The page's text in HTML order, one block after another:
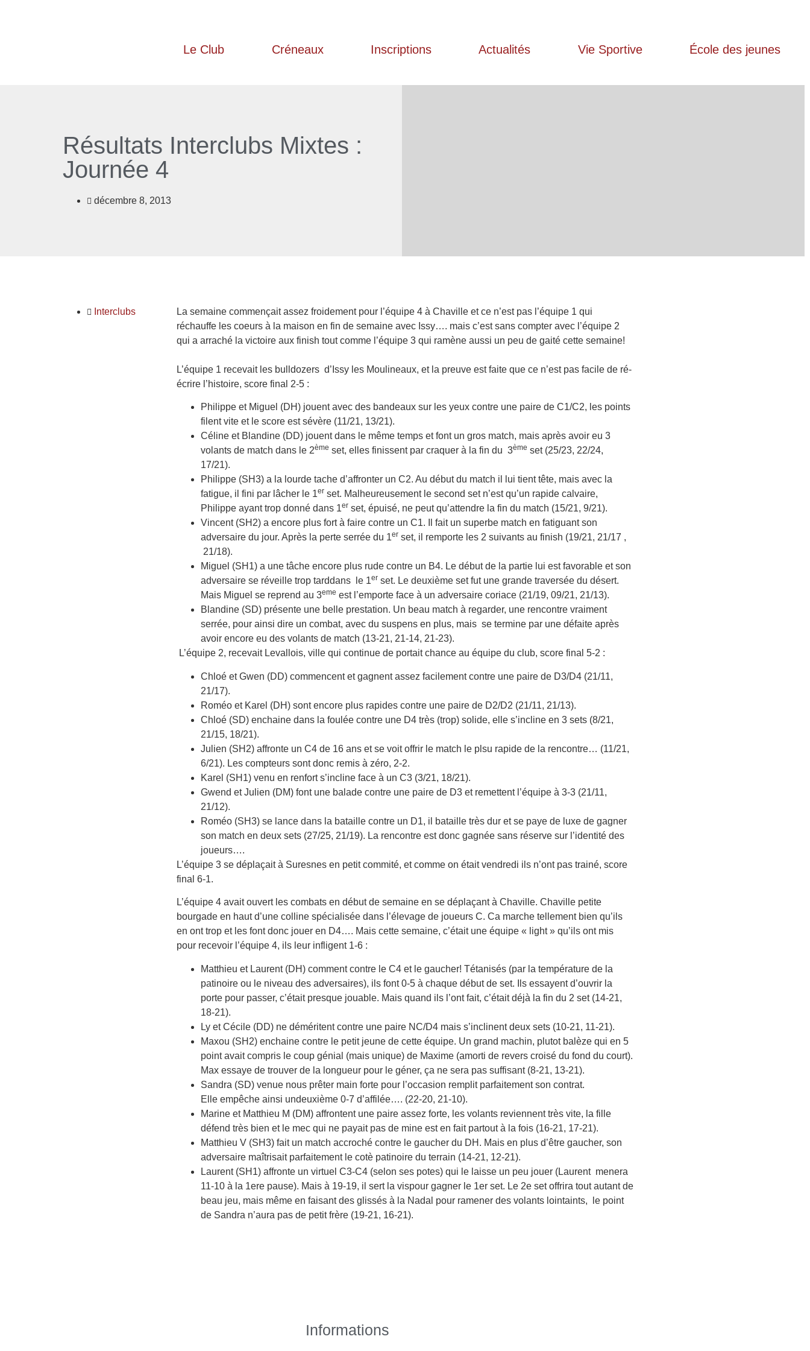
Le Club Créneaux Inscriptions Actualités Vie Sportive École des jeunes
Résultats Interclubs Mixtes :
Journée 4
décembre 8, 2013
Interclubs
La semaine commençait assez froidement pour l’équipe 4 à Chaville et ce n’est pas l’équipe 1 qui
réchauffe les coeurs à la maison en fin de semaine avec Issy…. mais c’est sans compter avec l’équipe 2
qui a arraché la victoire aux finish tout comme l’équipe 3 qui ramène aussi un peu de gaité cette semaine!
L’équipe 1 recevait les bulldozers d’Issy les Moulineaux, et la preuve est faite que ce n’est pas facile de ré-
écrire l’histoire, score final 2-5 :
Philippe et Miguel (DH) jouent avec des bandeaux sur les yeux contre une paire de C1/C2, les points
filent vite et le score est sévère (11/21, 13/21).
Céline et Blandine (DD) jouent dans le même temps et font un gros match, mais après avoir eu 3
volants de match dans le 2ème set, elles finissent par craquer à la fin du 3ème set (25/23, 22/24,
17/21).
Philippe (SH3) a la lourde tache d’affronter un C2. Au début du match il lui tient tête, mais avec la
fatigue, il fini par lâcher le 1er set. Malheureusement le second set n’est qu’un rapide calvaire,
Philippe ayant trop donné dans 1er set, épuisé, ne peut qu’attendre la fin du match (15/21, 9/21).
Vincent (SH2) a encore plus fort à faire contre un C1. Il fait un superbe match en fatiguant son
adversaire du jour. Après la perte serrée du 1er set, il remporte les 2 suivants au finish (19/21, 21/17 ,
21/18).
Miguel (SH1) a une tâche encore plus rude contre un B4. Le début de la partie lui est favorable et son
adversaire se réveille trop tarddans le 1er set. Le deuxième set fut une grande traversée du désert.
Mais Miguel se reprend au 3eme est l’emporte face à un adversaire coriace (21/19, 09/21, 21/13).
Blandine (SD) présente une belle prestation. Un beau match à regarder, une rencontre vraiment
serrée, pour ainsi dire un combat, avec du suspens en plus, mais se termine par une défaite après
avoir encore eu des volants de match (13-21, 21-14, 21-23).
L’équipe 2, recevait Levallois, ville qui continue de portait chance au équipe du club, score final 5-2 :
Chloé et Gwen (DD) commencent et gagnent assez facilement contre une paire de D3/D4 (21/11,
21/17).
Roméo et Karel (DH) sont encore plus rapides contre une paire de D2/D2 (21/11, 21/13).
Chloé (SD) enchaine dans la foulée contre une D4 très (trop) solide, elle s’incline en 3 sets (8/21,
21/15, 18/21).
Julien (SH2) affronte un C4 de 16 ans et se voit offrir le match le plsu rapide de la rencontre… (11/21,
6/21). Les compteurs sont donc remis à zéro, 2-2.
Karel (SH1) venu en renfort s’incline face à un C3 (3/21, 18/21).
Gwend et Julien (DM) font une balade contre une paire de D3 et remettent l’équipe à 3-3 (21/11,
21/12).
Roméo (SH3) se lance dans la bataille contre un D1, il bataille très dur et se paye de luxe de gagner
son match en deux sets (27/25, 21/19). La rencontre est donc gagnée sans réserve sur l’identité des
joueurs….
L’équipe 3 se déplaçait à Suresnes en petit commité, et comme on était vendredi ils n’ont pas trainé, score
final 6-1.
L’équipe 4 avait ouvert les combats en début de semaine en se déplaçant à Chaville. Chaville petite
bourgade en haut d’une colline spécialisée dans l’élevage de joueurs C. Ca marche tellement bien qu’ils
en ont trop et les font donc jouer en D4…. Mais cette semaine, c’était une équipe « light » qu’ils ont mis
pour recevoir l’équipe 4, ils leur infligent 1-6 :
Matthieu et Laurent (DH) comment contre le C4 et le gaucher! Tétanisés (par la température de la
patinoire ou le niveau des adversaires), ils font 0-5 à chaque début de set. Ils essayent d’ouvrir la
porte pour passer, c’était presque jouable. Mais quand ils l’ont fait, c’était déjà la fin du 2 set (14-21,
18-21).
Ly et Cécile (DD) ne déméritent contre une paire NC/D4 mais s’inclinent deux sets (10-21, 11-21).
Maxou (SH2) enchaine contre le petit jeune de cette équipe. Un grand machin, plutot balèze qui en 5
point avait compris le coup génial (mais unique) de Maxime (amorti de revers croisé du fond du court).
Max essaye de trouver de la longueur pour le géner, ça ne sera pas suffisant (8-21, 13-21).
Sandra (SD) venue nous prêter main forte pour l’occasion remplit parfaitement son contrat.
Elle empêche ainsi undeuxième 0-7 d’affilée…. (22-20, 21-10).
Marine et Matthieu M (DM) affrontent une paire assez forte, les volants reviennent très vite, la fille
défend très bien et le mec qui ne payait pas de mine est en fait partout à la fois (16-21, 17-21).
Matthieu V (SH3) fait un match accroché contre le gaucher du DH. Mais en plus d’être gaucher, son
adversaire maîtrisait parfaitement le cotè patinoire du terrain (14-21, 12-21).
Laurent (SH1) affronte un virtuel C3-C4 (selon ses potes) qui le laisse un peu jouer (Laurent menera
11-10 à la 1ere pause). Mais à 19-19, il sert la vispour gagner le 1er set. Le 2e set offrira tout autant de
beau jeu, mais même en faisant des glissés à la Nadal pour ramener des volants lointaints, le point
de Sandra n’aura pas de petit frère (19-21, 16-21).
Informations